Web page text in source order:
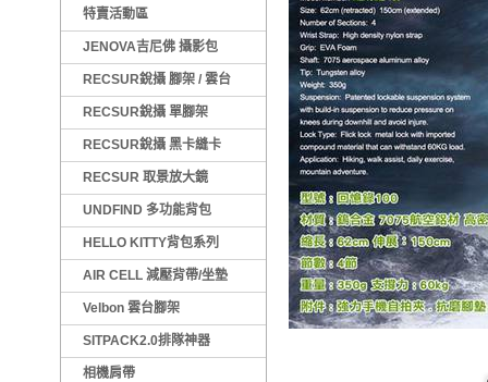
特賣活動區
JENOVA吉尼佛 攝影包
RECSUR銳攝 腳架 / 雲台
RECSUR銳攝 單腳架
RECSUR銳攝 黑卡縫卡
RECSUR 取景放大鏡
UNDFIND 多功能背包
HELLO KITTY背包系列
AIR CELL 減壓背帶/坐墊
Velbon 雲台腳架
SITPACK2.0排隊神器
相機肩帶